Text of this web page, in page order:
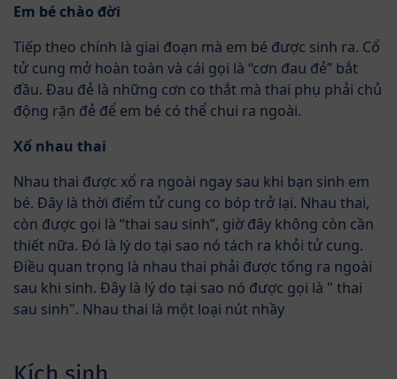
Em bé chào đời
Tiếp theo chính là giai đoạn mà em bé được sinh ra. Cổ
tử cung mở hoàn toàn và cái gọi là “cơn đau đẻ” bắt
đầu. Đau đẻ là những cơn co thắt mà thai phụ phải chủ
động rặn đẻ để em bé có thể chui ra ngoài.
Xổ nhau thai
Nhau thai được xổ ra ngoài ngay sau khi bạn sinh em
bé. Đây là thời điểm tử cung co bóp trở lại. Nhau thai,
còn được gọi là “thai sau sinh”, giờ đây không còn cần
thiết nữa. Đó là lý do tại sao nó tách ra khỏi tử cung.
Điều quan trọng là nhau thai phải được tống ra ngoài
sau khi sinh. Đây là lý do tại sao nó được gọi là " thai
sau sinh". Nhau thai là một loại nút nhầy